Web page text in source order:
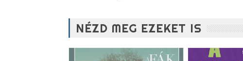
NÉZD MEG EZEKET IS